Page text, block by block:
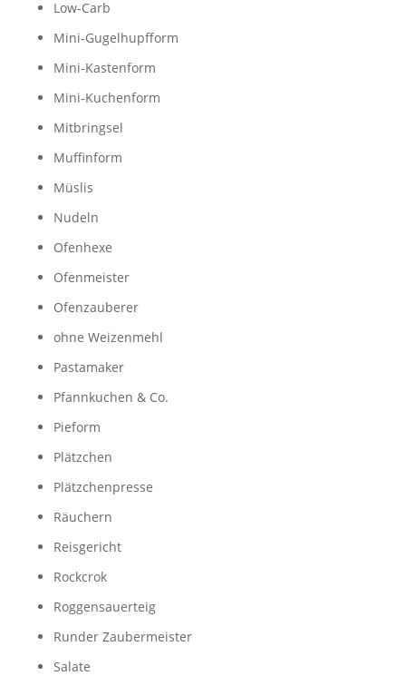
Low-Carb
Mini-Gugelhupfform
Mini-Kastenform
Mini-Kuchenform
Mitbringsel
Muffinform
Müslis
Nudeln
Ofenhexe
Ofenmeister
Ofenzauberer
ohne Weizenmehl
Pastamaker
Pfannkuchen & Co.
Pieform
Plätzchen
Plätzchenpresse
Räuchern
Reisgericht
Rockcrok
Roggensauerteig
Runder Zaubermeister
Salate